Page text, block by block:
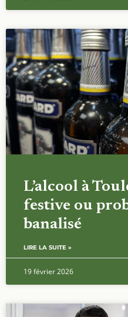
L’alcool à
festive ou
banalisé
LIRE LA SUITE »
19 février 2026